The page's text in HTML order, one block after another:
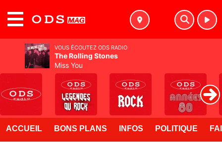
ACCUEIL BONS PLANS INFOS POLITIQUE
VOUS ÉCOUTEZ ODS RADIO
The Rolling Stones
Miss You